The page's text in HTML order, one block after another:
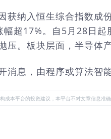
获纳入恒生综合指数
超17%。自5月28日
压。板块层面，半导
消息，由程序或算法
成本平台的投资建议，本平台不对文章信息